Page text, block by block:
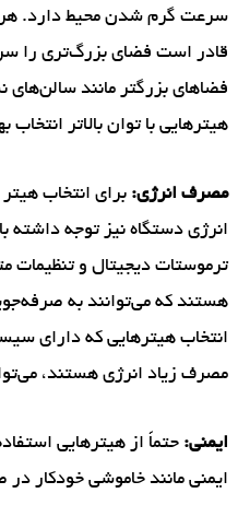
سرعت گرم شدن محیط دارد. هر
قادر است فضای بزرگ‌تری را
فضاهای بزرگتر مانند سالن‌های
هیترهایی با توان بالاتر انتخاب
مصرف انرژی: برای انتخاب
انرژی دستگاه نیز توجه داشته
ترموستات دیجیتال و تنظیمات
هستند که می‌توانند به
انتخاب هیترهایی که دارای
مصرف زیاد انرژی هستند،
ایمنی: حتماً از هیترهایی
ایمنی مانند خاموشی خودکار